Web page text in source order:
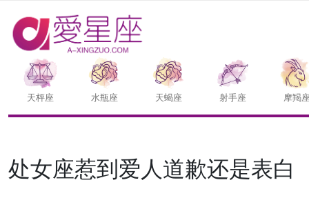
天枰座 水瓶座 天蝎座 射手座 摩羯
处女座惹到爱人道歉还是表白